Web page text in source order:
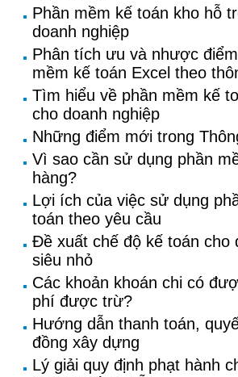
Phần mềm kế toán kho hỗ
doanh nghiệp
Phân tích ưu và nhược
mềm kế toán Excel theo
Tìm hiểu về phần mềm kế
cho doanh nghiệp
Những điểm mới trong
Vì sao cần sử dụng phần
hàng?
Lợi ích của việc sử dụng
toán theo yêu cầu
Đề xuất chế độ kế toán cho
siêu nhỏ
Các khoản khoán chi có
phí được trừ?
Hướng dẫn thanh toán,
đồng xây dựng
Lý giải quy định phạt hành